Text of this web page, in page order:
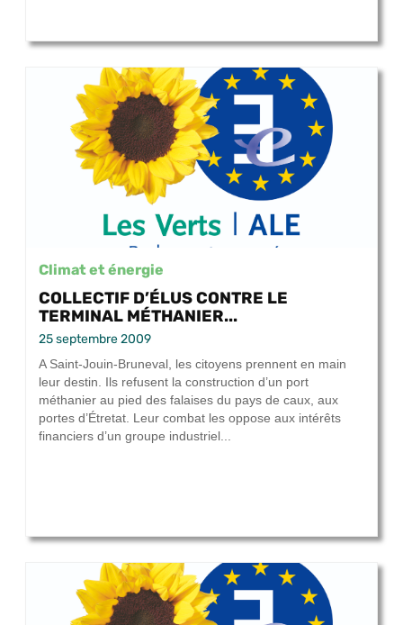
Climat et énergie
COLLECTIF D’ÉLUS CONTRE LE
TERMINAL MÉTHANIER...
25 septembre 2009
A Saint-Jouin-Bruneval, les citoyens prennent en main
leur destin. Ils refusent la construction d’un port
méthanier au pied des falaises du pays de caux, aux
portes d’Étretat. Leur combat les oppose aux intérêts
financiers d’un groupe industriel...